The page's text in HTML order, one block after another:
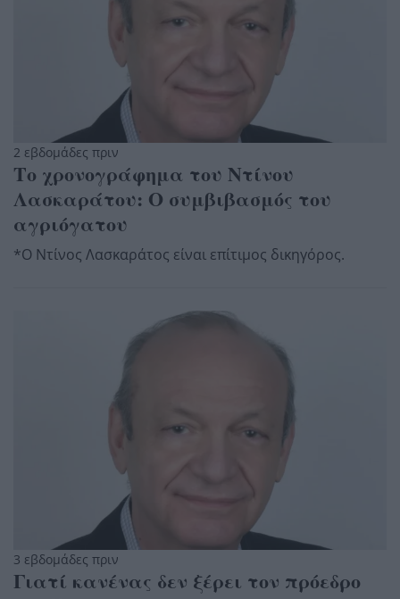
2 εβδομάδες πριν
Το χρονογράφημα του Ντίνου
Λασκαράτου: Ο συμβιβασμός του
αγριόγατου
*Ο Ντίνος Λασκαράτος είναι επίτιμος δικηγόρος.
3 εβδομάδες πριν
Γιατί κανένας δεν ξέρει τον πρόεδρο